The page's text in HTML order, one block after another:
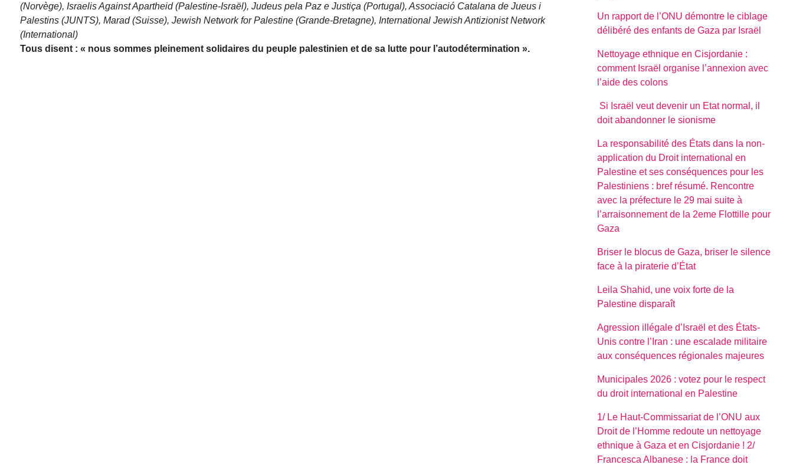
(Norvège), Israelis Against Apartheid (Palestine-Israël), Judeus pela Paz e Justiça (Portugal), Associació Catalana de Jueus i
Palestins (JUNTS), Marad (Suisse), Jewish Network for Palestine (Grande-Bretagne), International Jewish Antizionist Network
(International)
Tous disent : « nous sommes pleinement solidaires du peuple palestinien et de sa lutte pour l’autodétermination ».
Un rapport de l’ONU démontre le ciblage
délibéré des enfants de Gaza par Israël
Nettoyage ethnique en Cisjordanie :
comment Israël organise l’annexion avec
l’aide des colons
Si Israël veut devenir un Etat normal, il
doit abandonner le sionisme
La responsabilité des États dans la non-
application du Droit international en
Palestine et ses conséquences pour les
Palestiniens : bref résumé. Rencontre
avec la préfecture le 29 mai suite à
l’arraisonnement de la 2eme Flottille pour
Gaza
Briser le blocus de Gaza, briser le silence
face à la piraterie d’État
Leila Shahid, une voix forte de la
Palestine disparaît
Agression illégale d’Israël et des États-
Unis contre l’Iran : une escalade militaire
aux conséquences régionales majeures
Municipales 2026 : votez pour le respect
du droit international en Palestine
1/ Le Haut-Commissariat de l’ONU aux
Droit de l’Homme redoute un nettoyage
ethnique à Gaza et en Cisjordanie ! 2/
Francesca Albanese : la France doit